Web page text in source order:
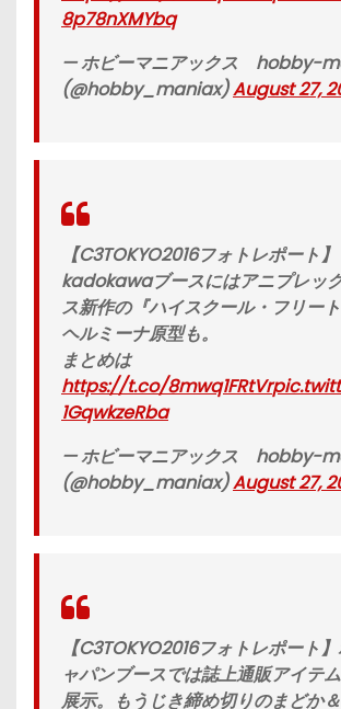
8p78nXMYbq
— ホビーマニアックス hobby-
(@hobby_maniax)August 27,
【C3TOKYO2016フォトレポート】
kadokawaブースにはアニプレッ
ス新作の『ハイスクール・フリー
ヘルミーナ原型も。
まとめは
https://t.co/8mwq1FRtVr
1GqwkzeRba
— ホビーマニアックス hobby-
(@hobby_maniax)August 27,
【C3TOKYO2016フォトレポート
ャパンブースでは誌上通販アイテ
展示。もうじき締め切りのまどか＆